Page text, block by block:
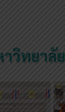
วิทยาลัย